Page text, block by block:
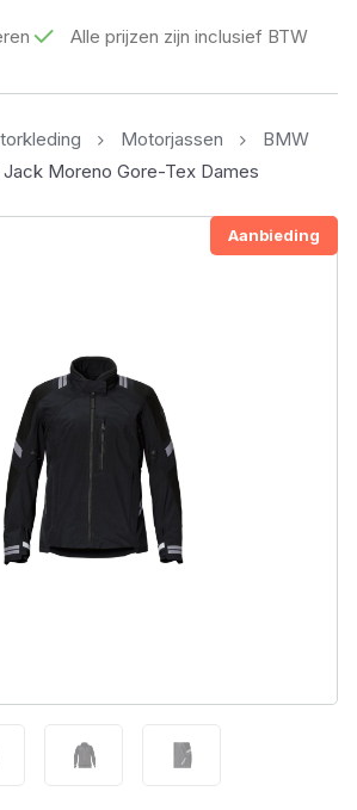
Alle prijzen zijn inclusief BTW
Motorjassen
BMW
Moreno Gore-Tex Dames
Aanbieding